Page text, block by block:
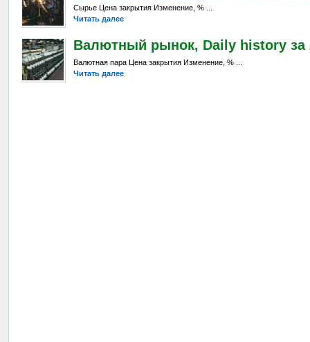
Сырье Цена закрытия Изменение, % ...
Читать далее
Валютный рынок, Daily history за
Валютная пара Цена закрытия Изменение, % ...
Читать далее